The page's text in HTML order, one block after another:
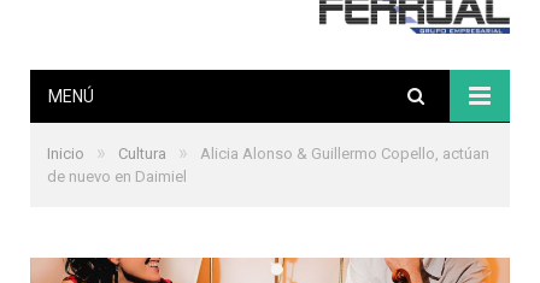
MENÚ
Inicio » Cultura »
Alicia Alonso & Guillermo Copello, actúan
de nuevo en Daimiel